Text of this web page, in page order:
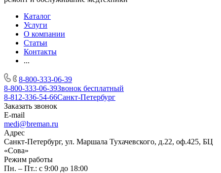
Каталог
Услуги
О компании
Статьи
Контакты
...
8-800-333-06-39
8-800-333-06-39Звонок бесплатный
8-812-336-54-66Санкт-Петербург
Заказать звонок
E-mail
medi@breman.ru
Адрес
Санкт-Петербург, ул. Маршала Тухачевского, д.22, оф.425, БЦ
«Сова»
Режим работы
Пн. – Пт.: с 9:00 до 18:00